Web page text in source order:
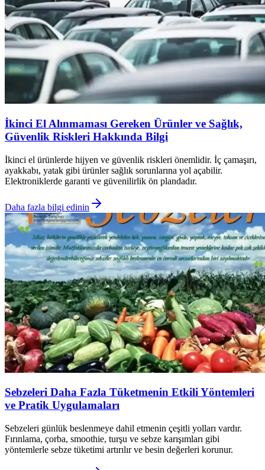
İkinci El Alınmaması Gereken Ürünler ve Sağlık,
Güvenlik Riskleri Hakkında Bilgi
İkinci el ürünlerde hijyen ve güvenlik riskleri önemlidir. İç çamaşırı,
ayakkabı, yatak gibi ürünler sağlık sorunlarına yol açabilir.
Elektroniklerde garanti ve güvenilirlik ön plandadır.
Daha fazla bilgi edinin
Sebzeleri Daha Fazla Tüketmenin Etkili Yöntemleri
ve Pratik Uygulamaları
Sebzeleri günlük beslenmeye dahil etmenin çeşitli yolları vardır.
Fırınlama, çorba, smoothie, turşu ve sebze karışımları gibi
yöntemlerle sebze tüketimi artırılır ve besin değerleri korunur.